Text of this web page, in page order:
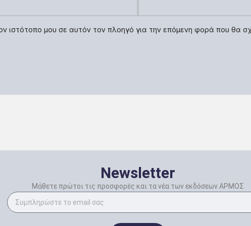
ιστότοπο μου σε αυτόν τον πλοηγό για την επόμενη φορά που θα
Newsletter
Μάθετε πρώτοι τις προσφορές και τα νέα των εκδόσεων ΑΡΜΟΣ